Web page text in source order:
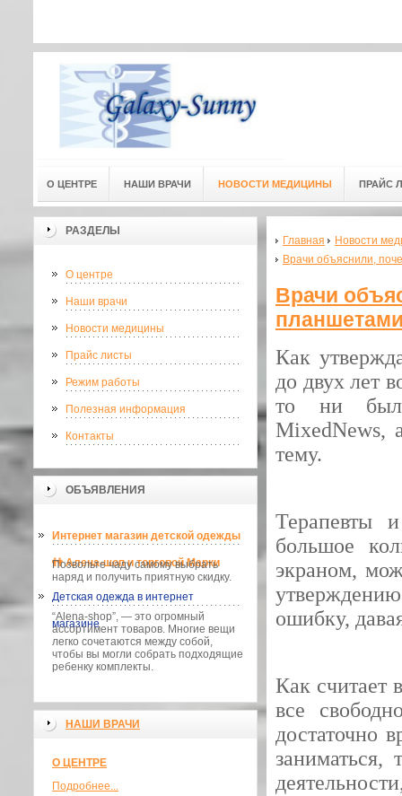
О ЦЕНТРЕ НАШИ ВРАЧИ НОВОСТИ МЕДИЦИНЫ ПРАЙС
РАЗДЕЛЫ
О центре
Наши врачи
Новости медицины
Прайс листы
Режим работы
Полезная информация
Контакты
ОБЪЯВЛЕНИЯ
Интернет магазин детской одежды
👫 Алена-шоп и торговой Марки
Позвольте чаду самому выбрать
наряд и получить приятную скидку.
Детская одежда в интернет
магазине
“Alena-shop”, — это огромный
ассортимент товаров. Многие вещи
легко сочетаются между собой,
чтобы вы могли собрать подходящие
ребенку комплекты.
НАШИ ВРАЧИ
О ЦЕНТРЕ
Подробнее...
Главная
Новости
Врачи объяснили,
Врачи
Как
до двух лет
то ни
MixedNews,
тему.
Терапевты
большое
экраном,
ошибку,
Как считает
все
достаточно